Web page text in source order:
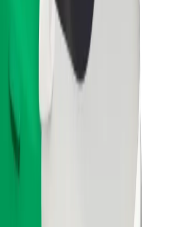
as cidades
carregamento da Bolt